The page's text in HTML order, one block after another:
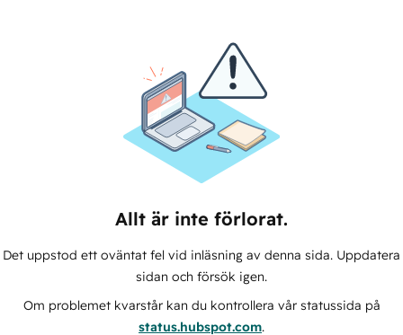
Allt är inte förlorat.
Det uppstod ett oväntat fel vid inläsning av denna sida. Uppdatera
sidan och försök igen.
Om problemet kvarstår kan du kontrollera vår statussida på
status.hubspot.com.